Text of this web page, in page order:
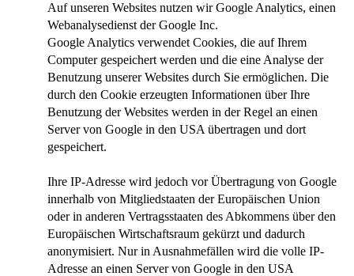
Auf unseren Websites nutzen wir Google Analytics, einen
Webanalysedienst der Google Inc.
Google Analytics verwendet Cookies, die auf Ihrem
Computer gespeichert werden und die eine Analyse der
Benutzung unserer Websites durch Sie ermöglichen. Die
durch den Cookie erzeugten Informationen über Ihre
Benutzung der Websites werden in der Regel an einen
Server von Google in den USA übertragen und dort
gespeichert.
Ihre IP-Adresse wird jedoch vor Übertragung von Google
innerhalb von Mitgliedstaaten der Europäischen Union
oder in anderen Vertragsstaaten des Abkommens über den
Europäischen Wirtschaftsraum gekürzt und dadurch
anonymisiert. Nur in Ausnahmefällen wird die volle IP-
Adresse an einen Server von Google in den USA